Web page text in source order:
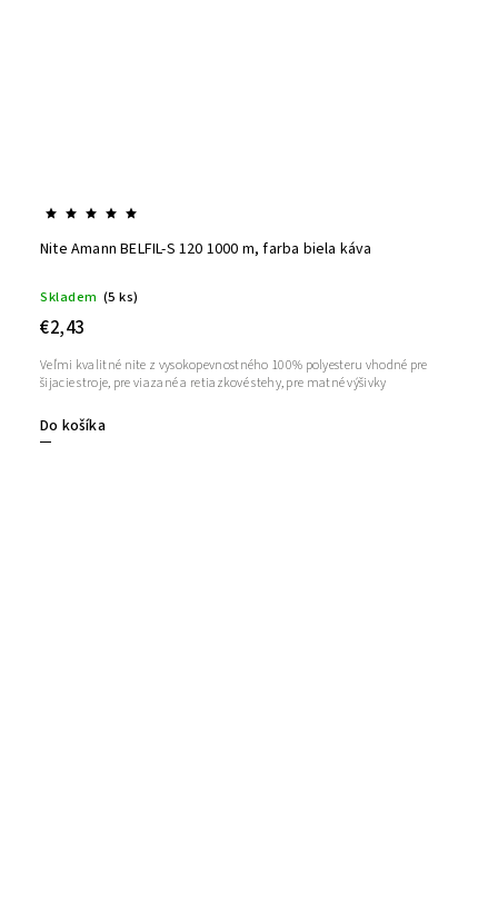
Nite Amann BELFIL-S 120 1000 m, farba biela káva
Skladem (5 ks)
€2,43
Do košíka
Veľmi kvalitné nite z vysokopevnostného 100% polyesteru vhodné pre
šijacie stroje, pre viazané a retiazkové stehy, pre matné výšivky